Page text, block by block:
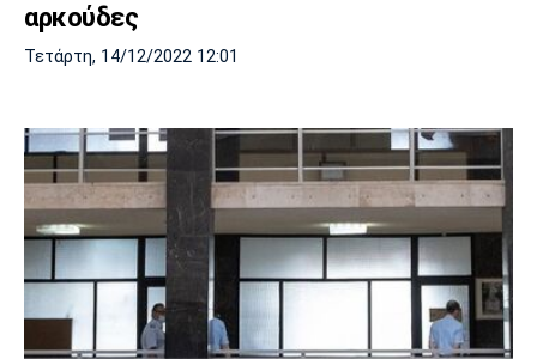
αρκούδες
Τετάρτη, 14/12/2022 12:01